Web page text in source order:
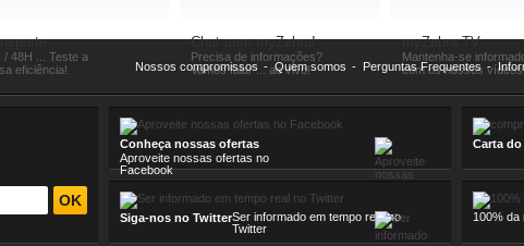
/ 48H ... Teste a
eficiência!
Chat com myZebra!
Precisa de informações?
Vamos falar ... ao vivo!
myZebra TV
Mantenha-se
com os nossos
Nossos compromissos - Quem somos - Perguntas Frequentes -
Conheça nossas ofertas
Aproveite nossas ofertas no
Facebook
Carta
Siga-nos no TwitterSer informado em tempo real no
Twitter
100% da